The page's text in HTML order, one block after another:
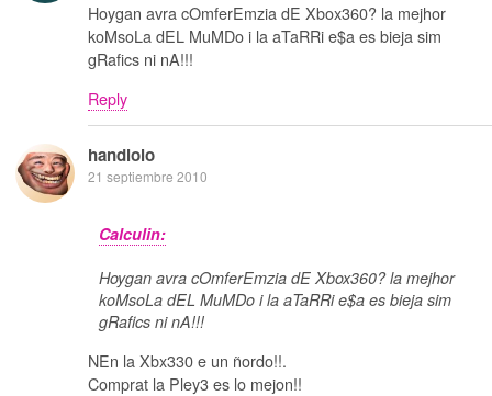
Hoygan avra cOmferEmzia dE Xbox360? la mejhor
koMsoLa dEL MuMDo i la aTaRRi e$a es bieja sim
gRafics ni nA!!!
Reply
handlolo
21 septiembre 2010
Calculin:
Hoygan avra cOmferEmzia dE Xbox360? la mejhor
koMsoLa dEL MuMDo i la aTaRRi e$a es bieja sim
gRafics ni nA!!!
NEn la Xbx330 e un ñordo!!.
Comprat la Pley3 es lo mejon!!